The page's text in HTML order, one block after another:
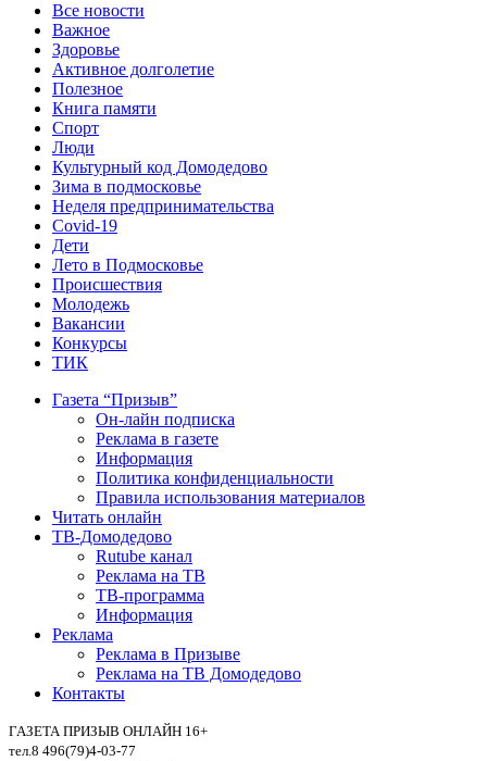
Все новости
Важное
Здоровье
Активное долголетие
Полезное
Книга памяти
Спорт
Люди
Культурный код Домодедово
Зима в подмосковье
Неделя предпринимательства
Covid-19
Дети
Лето в Подмосковье
Происшествия
Молодежь
Вакансии
Конкурсы
ТИК
Газета “Призыв”
Он-лайн подписка
Реклама в газете
Информация
Политика конфиденциальности
Правила использования материалов
Читать онлайн
ТВ-Домодедово
Rutube канал
Реклама на ТВ
ТВ-программа
Информация
Реклама
Реклама в Призыве
Реклама на ТВ Домодедово
Контакты
ГАЗЕТА ПРИЗЫВ ОНЛАЙН 16+
тел.8 496(79)4-03-77